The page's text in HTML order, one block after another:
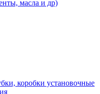
масла и др)
коробки установочные